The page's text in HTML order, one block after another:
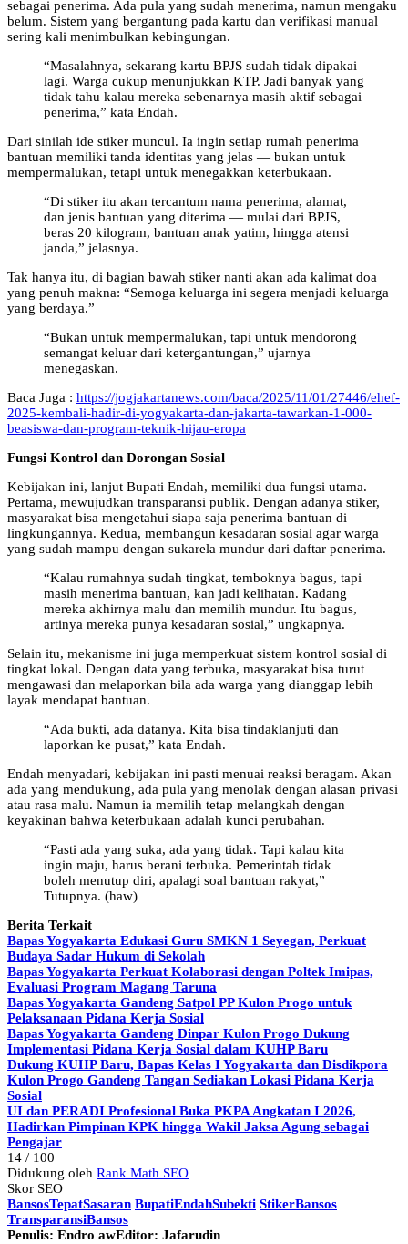
sebagai penerima. Ada pula yang sudah menerima, namun mengaku
belum. Sistem yang bergantung pada kartu dan verifikasi manual
sering kali menimbulkan kebingungan.
“Masalahnya, sekarang kartu BPJS sudah tidak dipakai
lagi. Warga cukup menunjukkan KTP. Jadi banyak yang
tidak tahu kalau mereka sebenarnya masih aktif sebagai
penerima,” kata Endah.
Dari sinilah ide stiker muncul. Ia ingin setiap rumah penerima
bantuan memiliki tanda identitas yang jelas — bukan untuk
mempermalukan, tetapi untuk menegakkan keterbukaan.
“Di stiker itu akan tercantum nama penerima, alamat,
dan jenis bantuan yang diterima — mulai dari BPJS,
beras 20 kilogram, bantuan anak yatim, hingga atensi
janda,” jelasnya.
Tak hanya itu, di bagian bawah stiker nanti akan ada kalimat doa
yang penuh makna: “Semoga keluarga ini segera menjadi keluarga
yang berdaya.”
“Bukan untuk mempermalukan, tapi untuk mendorong
semangat keluar dari ketergantungan,” ujarnya
menegaskan.
Baca Juga : https://jogjakartanews.com/baca/2025/11/01/27446/ehef-
2025-kembali-hadir-di-yogyakarta-dan-jakarta-tawarkan-1-000-
beasiswa-dan-program-teknik-hijau-eropa
Fungsi Kontrol dan Dorongan Sosial
Kebijakan ini, lanjut Bupati Endah, memiliki dua fungsi utama.
Pertama, mewujudkan transparansi publik. Dengan adanya stiker,
masyarakat bisa mengetahui siapa saja penerima bantuan di
lingkungannya. Kedua, membangun kesadaran sosial agar warga
yang sudah mampu dengan sukarela mundur dari daftar penerima.
“Kalau rumahnya sudah tingkat, temboknya bagus, tapi
masih menerima bantuan, kan jadi kelihatan. Kadang
mereka akhirnya malu dan memilih mundur. Itu bagus,
artinya mereka punya kesadaran sosial,” ungkapnya.
Selain itu, mekanisme ini juga memperkuat sistem kontrol sosial di
tingkat lokal. Dengan data yang terbuka, masyarakat bisa turut
mengawasi dan melaporkan bila ada warga yang dianggap lebih
layak mendapat bantuan.
“Ada bukti, ada datanya. Kita bisa tindaklanjuti dan
laporkan ke pusat,” kata Endah.
Endah menyadari, kebijakan ini pasti menuai reaksi beragam. Akan
ada yang mendukung, ada pula yang menolak dengan alasan privasi
atau rasa malu. Namun ia memilih tetap melangkah dengan
keyakinan bahwa keterbukaan adalah kunci perubahan.
“Pasti ada yang suka, ada yang tidak. Tapi kalau kita
ingin maju, harus berani terbuka. Pemerintah tidak
boleh menutup diri, apalagi soal bantuan rakyat,”
Tutupnya. (haw)
Berita Terkait
Bapas Yogyakarta Edukasi Guru SMKN 1 Seyegan, Perkuat
Budaya Sadar Hukum di Sekolah
Bapas Yogyakarta Perkuat Kolaborasi dengan Poltek Imipas,
Evaluasi Program Magang Taruna
Bapas Yogyakarta Gandeng Satpol PP Kulon Progo untuk
Pelaksanaan Pidana Kerja Sosial
Bapas Yogyakarta Gandeng Dinpar Kulon Progo Dukung
Implementasi Pidana Kerja Sosial dalam KUHP Baru
Dukung KUHP Baru, Bapas Kelas I Yogyakarta dan Disdikpora
Kulon Progo Gandeng Tangan Sediakan Lokasi Pidana Kerja
Sosial
UI dan PERADI Profesional Buka PKPA Angkatan I 2026,
Hadirkan Pimpinan KPK hingga Wakil Jaksa Agung sebagai
Pengajar
14 / 100
Didukung oleh Rank Math SEO
Skor SEO
BansosTepatSasaran BupatiEndahSubekti StikerBansos
TransparansiBansos
Penulis: Endro awEditor: Jafarudin